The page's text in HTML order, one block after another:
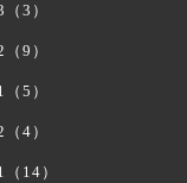
3）
9）
5）
4）
14）